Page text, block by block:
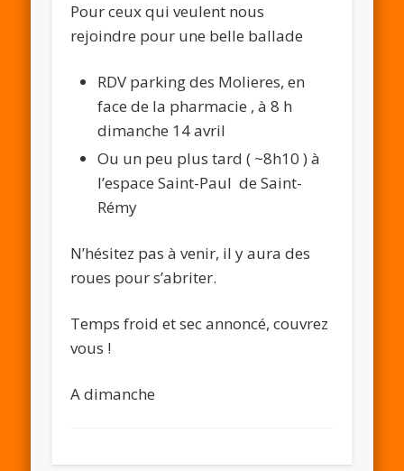
Pour ceux qui veulent nous
rejoindre pour une belle ballade
RDV parking des Molieres, en
face de la pharmacie , à 8 h
dimanche 14 avril
Ou un peu plus tard ( ~8h10 ) à
l’espace Saint-Paul de Saint-
Rémy
N’hésitez pas à venir, il y aura des
roues pour s’abriter.
Temps froid et sec annoncé, couvrez
vous !
A dimanche